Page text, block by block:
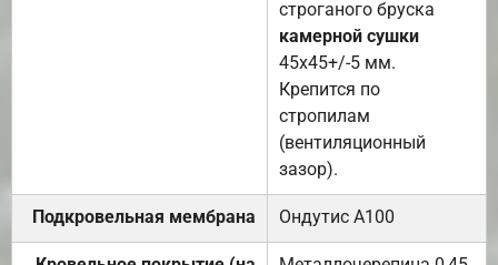
строганого бруска
камерной сушки
45х45+/-5 мм.
Крепится по
стропилам
(вентиляционный
зазор).
Подкровельная мембрана Ондутис А100